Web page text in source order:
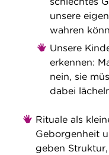
unsere
wahren
Unsere
erkennen:
nein, sie
dabei
Rituale als
Geborgenheit
geben